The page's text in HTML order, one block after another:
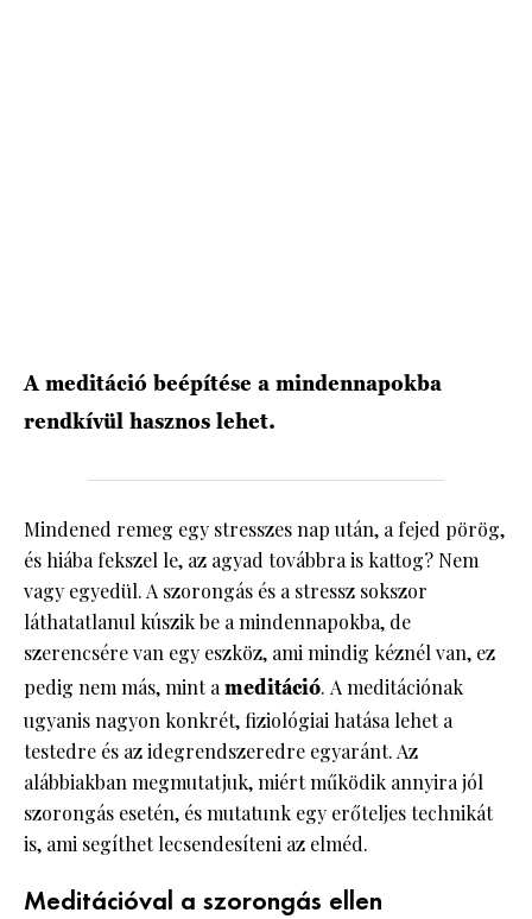
A meditáció beépítése a mindennapokba
rendkívül hasznos lehet.
Mindened remeg egy stresszes nap után, a fejed pörög,
és hiába fekszel le, az agyad továbbra is kattog? Nem
vagy egyedül. A szorongás és a stressz sokszor
láthatatlanul kúszik be a mindennapokba, de
szerencsére van egy eszköz, ami mindig kéznél van, ez
pedig nem más, mint ameditáció. A meditációnak
ugyanis nagyon konkrét, fiziológiai hatása lehet a
testedre és az idegrendszeredre egyaránt. Az
alábbiakban megmutatjuk, miért működik annyira jól
szorongás esetén, és mutatunk egy erőteljes technikát
is, ami segíthet lecsendesíteni az elméd.
Meditációval a szorongás ellen